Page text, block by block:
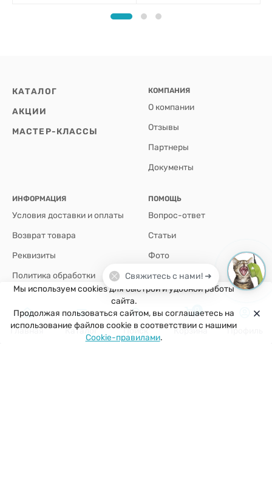
КАТАЛОГ
АКЦИИ
МАСТЕР-КЛАССЫ
КОМПАНИЯ
О компании
Отзывы
Партнеры
Документы
ИНФОРМАЦИЯ
Условия доставки и оплаты
Возврат товара
Реквизиты
Политика обработки
персональных данных
ПОМОЩЬ
Вопрос-ответ
Статьи
Фото
+7(926)907-64-35
Мы используем cookies для быстрой и удобной работы
сайта.
Продолжая пользоваться сайтом, вы соглашаетесь на
использование файлов cookie в соответствии с нашими
Cookie-правилами.
Главная Каталог Поиск
0
Корзина Профиль
Свяжитесь с нами! ➜